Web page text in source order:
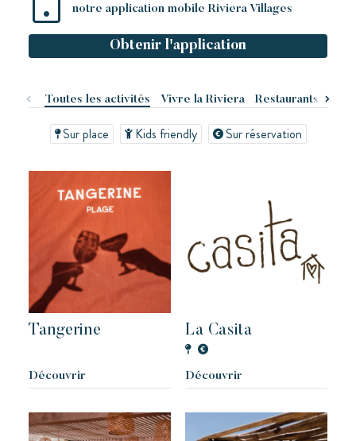
Kon Tiki
Un cadre idyllique au pied de la célèbre plage de Pampelonne
Toison d’Or
Confidentiel
Un paradis sauvage aux deux ambiances
Réserver
notre application mobile Riviera Villages
Obtenir l'application
Toutes les activités Vivre la Riviera Restaurants & Bar
Sur place Kids friendly Sur réservation
Tangerine
Découvrir
La Casita
Découvrir